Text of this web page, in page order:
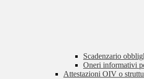
Scadenzario
Oneri informativi
Attestazioni OIV o